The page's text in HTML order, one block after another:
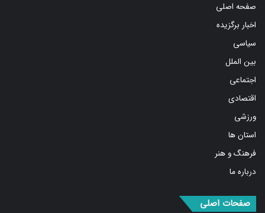
صفحه اصلی
اخبار برگزیده
سیاسی
بین الملل
اجتماعی
اقتصادی
ورزشی
استان ها
فرهنگ و هنر
درباره ما
صفحات اصلی